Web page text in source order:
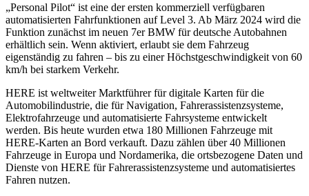
„Personal Pilot“ ist eine der ersten kommerziell verfügbaren
automatisierten Fahrfunktionen auf Level 3. Ab März 2024 wird die
Funktion zunächst im neuen 7er BMW für deutsche Autobahnen
erhältlich sein. Wenn aktiviert, erlaubt sie dem Fahrzeug
eigenständig zu fahren – bis zu einer Höchstgeschwindigkeit von 60
km/h bei starkem Verkehr.
HERE ist weltweiter Marktführer für digitale Karten für die
Automobilindustrie, die für Navigation, Fahrerassistenzsysteme,
Elektrofahrzeuge und automatisierte Fahrsysteme entwickelt
werden. Bis heute wurden etwa 180 Millionen Fahrzeuge mit
HERE-Karten an Bord verkauft. Dazu zählen über 40 Millionen
Fahrzeuge in Europa und Nordamerika, die ortsbezogene Daten und
Dienste von HERE für Fahrerassistenzsysteme und automatisiertes
Fahren nutzen.